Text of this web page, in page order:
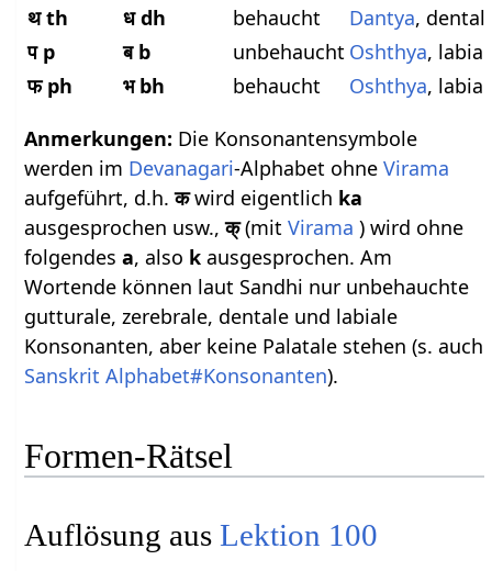
थ th ध dh behaucht Dantya, dental
प p
ब b unbehaucht Oshthya, labial
फ ph
भ bh behaucht Oshthya, labial
Anmerkungen: Die Konsonantensymbole
werden im Devanagari-Alphabet ohneVirama
aufgeführt, d.h.कwird eigentlich ka
ausgesprochen usw.,क्(mitVirama ) wird ohne
folgendesa, also k ausgesprochen. Am
Wortende können laut Sandhi nur unbehauchte
gutturale, zerebrale, dentale und labiale
Konsonanten, aber keine Palatale stehen (s. auch
Sanskrit Alphabet#Konsonanten).
Formen-Rätsel
Auflösung ausLektion 100